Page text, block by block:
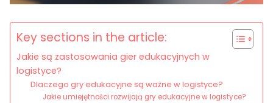
Key sections in the article:
Jakie są zastosowania gier edukacyjnych w
logistyce?
Dlaczego gry edukacyjne są ważne w logistyce?
Jakie umiejętności rozwijają gry edukacyjne w logistyce?